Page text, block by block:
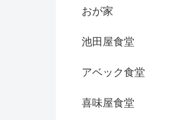
おが家
池田屋食堂
アベック食堂
喜味屋食堂